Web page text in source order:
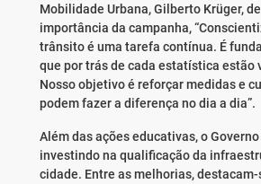
Mobilidade Urbana, Gilberto Krüger,
importância da campanha,
trânsito é uma tarefa contínua. É
que por trás de cada estatística estão
Nosso objetivo é reforçar medidas e
podem fazer a diferença no dia a dia”.
Além das ações educativas, o
investindo na qualificação da
cidade. Entre as melhorias, destacam-